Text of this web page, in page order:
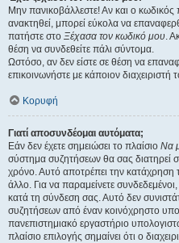
Μην πανικοβάλλεστε! Αν και ο
ανακτηθεί, μπορεί εύκολα να
πατήστε στο Ξέχασα τον κωδικό μου.
θέση να συνδεθείτε πάλι σύντομα.
Ωστόσο, αν δεν είστε σε θέση να
επικοινωνήστε με κάποιον
Κορυφή
Γιατί αποσυνδέομαι αυτόματα;
Εάν δεν έχετε σημειώσει το πλαίσιο Να
σύστημα συζητήσεων θα σας διατηρεί
χρόνο. Αυτό αποτρέπει την
άλλο. Για να παραμείνετε
κατά τη σύνδεση σας. Αυτό δεν
συζητήσεων από έναν κοινόχρηστο
πανεπιστημιακό εργαστήριο
πλαίσιο επιλογής σημαίνει ότι ο